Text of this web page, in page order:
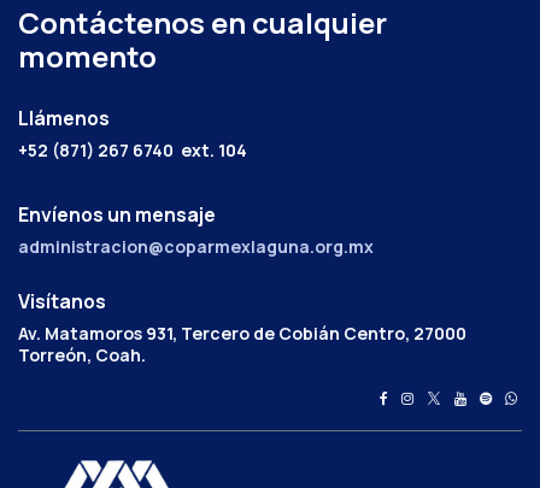
Contáctenos en cualquier
momento
Llámenos
+52 (871) 267 6740 ext. 104
Envíenos un mensaje
administracion@coparmexlaguna.org.mx
Visítanos
Av. Matamoros 931, Tercero de Cobián Centro, 27000
Torreón, Coah.